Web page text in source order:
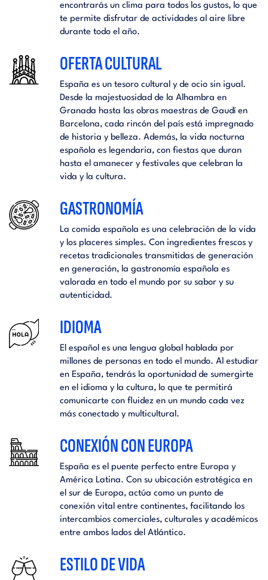
encontrarás un clima para todos los gustos, lo que
te permite disfrutar de actividades al aire libre
durante todo el año.
OFERTA CULTURAL
España es un tesoro cultural y de ocio sin igual.
Desde la majestuosidad de la Alhambra en
Granada hasta las obras maestras de Gaudí en
Barcelona, cada rincón del país está impregnado
de historia y belleza. Además, la vida nocturna
española es legendaria, con fiestas que duran
hasta el amanecer y festivales que celebran la
vida y la cultura.
GASTRONOMÍA
La comida española es una celebración de la vida
y los placeres simples. Con ingredientes frescos y
recetas tradicionales transmitidas de generación
en generación, la gastronomía española es
valorada en todo el mundo por su sabor y su
autenticidad.
IDIOMA
El español es una lengua global hablada por
millones de personas en todo el mundo. Al estudiar
en España, tendrás la oportunidad de sumergirte
en el idioma y la cultura, lo que te permitirá
comunicarte con fluidez en un mundo cada vez
más conectado y multicultural.
CONEXIÓN CON EUROPA
España es el puente perfecto entre Europa y
América Latina. Con su ubicación estratégica en
el sur de Europa, actúa como un punto de
conexión vital entre continentes, facilitando los
intercambios comerciales, culturales y académicos
entre ambos lados del Atlántico.
ESTILO DE VIDA